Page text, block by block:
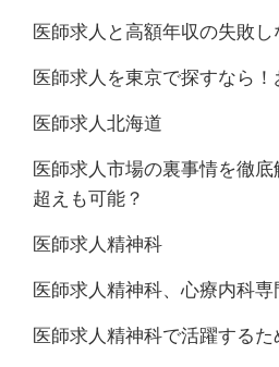
医師求人と高額年収の失敗し
医師求人を東京で探すなら
医師求人北海道
医師求人市場の裏事情を徹
超えも可能？
医師求人精神科
医師求人精神科、心療内科
医師求人精神科で活躍する